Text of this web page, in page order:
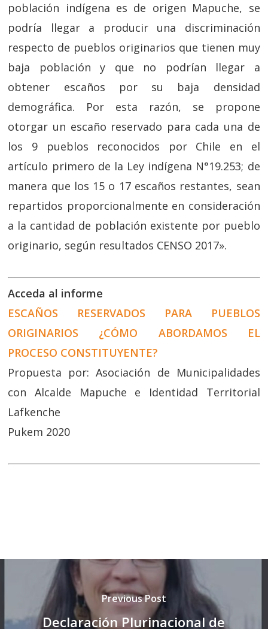
población indígena es de origen Mapuche, se
podría llegar a producir una discriminación
respecto de pueblos originarios que tienen muy
baja población y que no podrían llegar a
obtener escaños por su baja densidad
demográfica. Por esta razón, se propone
otorgar un escaño reservado para cada una de
los 9 pueblos reconocidos por Chile en el
artículo primero de la Ley indígena N°19.253; de
manera que los 15 o 17 escaños restantes, sean
repartidos proporcionalmente en consideración
a la cantidad de población existente por pueblo
originario, según resultados CENSO 2017».
Acceda al informe
ESCAÑOS RESERVADOS PARA PUEBLOS
ORIGINARIOS ¿CÓMO ABORDAMOS EL
PROCESO CONSTITUYENTE?
Propuesta por: Asociación de Municipalidades
con Alcalde Mapuche e Identidad Territorial
Lafkenche
Pukem 2020
Previous Post
Declaración Plurinacional de